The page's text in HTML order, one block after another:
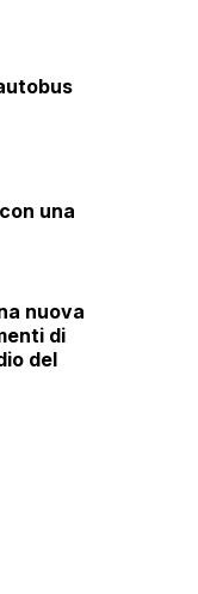
una
nuova
di
del